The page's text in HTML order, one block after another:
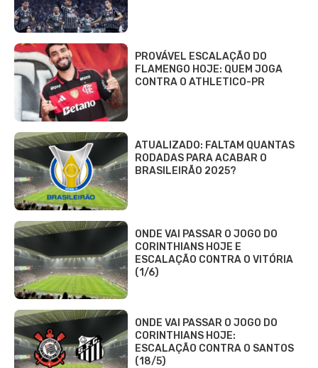
PROVÁVEL ESCALAÇÃO DO
FLAMENGO HOJE: QUEM JOGA
CONTRA O ATHLETICO-PR
ATUALIZADO: FALTAM QUANTAS
RODADAS PARA ACABAR O
BRASILEIRÃO 2025?
ONDE VAI PASSAR O JOGO DO
CORINTHIANS HOJE E
ESCALAÇÃO CONTRA O VITÓRIA
(1/6)
ONDE VAI PASSAR O JOGO DO
CORINTHIANS HOJE:
ESCALAÇÃO CONTRA O SANTOS
(18/5)